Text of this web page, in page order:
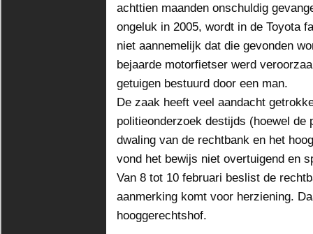
achttien maanden onschuldig
ongeluk in 2005, wordt in de Toyota
niet aannemelijk dat die gevonden
bejaarde motorfietser werd
getuigen bestuurd door een man.
De zaak heeft veel aandacht
politieonderzoek destijds (hoewel
dwaling van de rechtbank en het
vond het bewijs niet overtuigend en
Van 8 tot 10 februari beslist de
aanmerking komt voor herziening.
hooggerechtshof.